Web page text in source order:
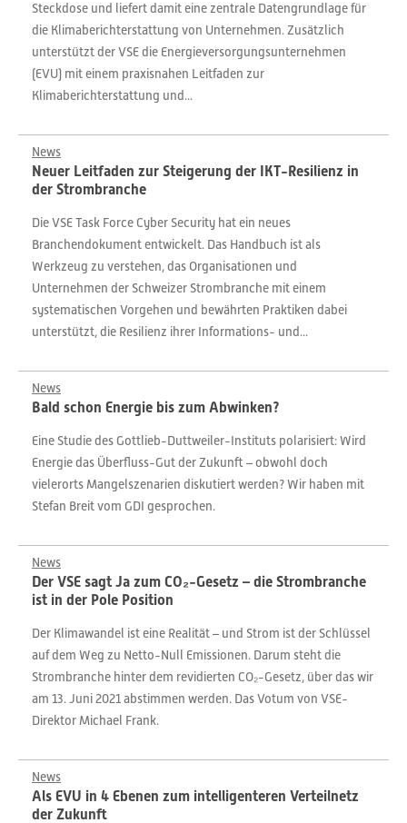
Steckdose und liefert damit eine zentrale Datengrundlage für
die Klimaberichterstattung von Unternehmen. Zusätzlich
unterstützt der VSE die Energieversorgungsunternehmen
(EVU) mit einem praxisnahen Leitfaden zur
Klimaberichterstattung und...
News
Neuer Leitfaden zur Steigerung der IKT-Resilienz in
der Strombranche
Die VSE Task Force Cyber Security hat ein neues
Branchendokument entwickelt. Das Handbuch ist als
Werkzeug zu verstehen, das Organisationen und
Unternehmen der Schweizer Strombranche mit einem
systematischen Vorgehen und bewährten Praktiken dabei
unterstützt, die Resilienz ihrer Informations- und...
News
Bald schon Energie bis zum Abwinken?
Eine Studie des Gottlieb-Duttweiler-Instituts polarisiert: Wird
Energie das Überfluss-Gut der Zukunft – obwohl doch
vielerorts Mangelszenarien diskutiert werden? Wir haben mit
Stefan Breit vom GDI gesprochen.
News
Der VSE sagt Ja zum CO₂-Gesetz – die Strombranche
ist in der Pole Position
Der Klimawandel ist eine Realität – und Strom ist der Schlüssel
auf dem Weg zu Netto-Null Emissionen. Darum steht die
Strombranche hinter dem revidierten CO₂-Gesetz, über das wir
am 13. Juni 2021 abstimmen werden. Das Votum von VSE-
Direktor Michael Frank.
News
Als EVU in 4 Ebenen zum intelligenteren Verteilnetz
der Zukunft